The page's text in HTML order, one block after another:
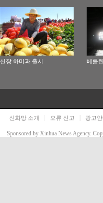
신장 하미과 출시 베를